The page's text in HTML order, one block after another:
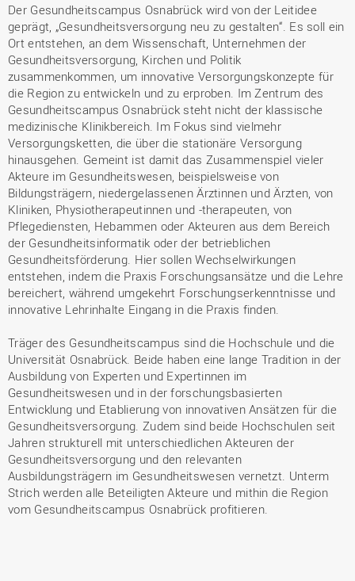
Der Gesundheitscampus Osnabrück wird von der Leitidee
geprägt, „Gesundheitsversorgung neu zu gestalten“. Es soll ein
Ort entstehen, an dem Wissenschaft, Unternehmen der
Gesundheitsversorgung, Kirchen und Politik
zusammenkommen, um innovative Versorgungskonzepte für
die Region zu entwickeln und zu erproben. Im Zentrum des
Gesundheitscampus Osnabrück steht nicht der klassische
medizinische Klinikbereich. Im Fokus sind vielmehr
Versorgungsketten, die über die stationäre Versorgung
hinausgehen. Gemeint ist damit das Zusammenspiel vieler
Akteure im Gesundheitswesen, beispielsweise von
Bildungsträgern, niedergelassenen Ärztinnen und Ärzten, von
Kliniken, Physiotherapeutinnen und -therapeuten, von
Pflegediensten, Hebammen oder Akteuren aus dem Bereich
der Gesundheitsinformatik oder der betrieblichen
Gesundheitsförderung. Hier sollen Wechselwirkungen
entstehen, indem die Praxis Forschungsansätze und die Lehre
bereichert, während umgekehrt Forschungserkenntnisse und
innovative Lehrinhalte Eingang in die Praxis finden.
Träger des Gesundheitscampus sind die Hochschule und die
Universität Osnabrück. Beide haben eine lange Tradition in der
Ausbildung von Experten und Expertinnen im
Gesundheitswesen und in der forschungsbasierten
Entwicklung und Etablierung von innovativen Ansätzen für die
Gesundheitsversorgung. Zudem sind beide Hochschulen seit
Jahren strukturell mit unterschiedlichen Akteuren der
Gesundheitsversorgung und den relevanten
Ausbildungsträgern im Gesundheitswesen vernetzt. Unterm
Strich werden alle Beteiligten Akteure und mithin die Region
vom Gesundheitscampus Osnabrück profitieren.